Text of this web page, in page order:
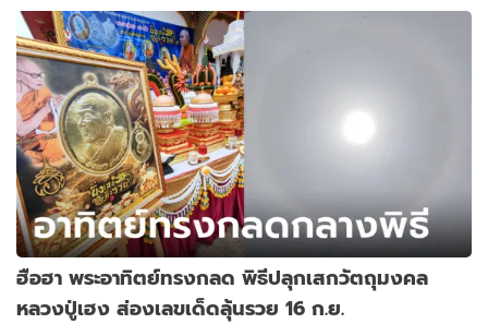
ฮือฮา พระอาทิตย์ทรงกลด พิธีปลุกเสกวัตถุมงคล
หลวงปู่เฮง ส่องเลขเด็ดลุ้นรวย 16 ก.ย.